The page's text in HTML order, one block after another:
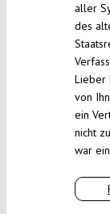
aller
des
Lieber
von
ein
nicht
war